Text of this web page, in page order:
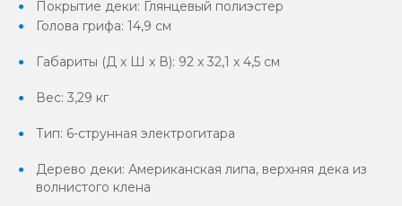
Покрытие деки: Глянцевый полиэстер
Голова грифа: 14,9 см
Габариты (Д х Ш х В): 92 x 32,1 x 4,5 см
Вес: 3,29 кг
Тип: 6-струнная электрогитара
Дерево деки: Американская липа, верхняя дека из
волнистого клена